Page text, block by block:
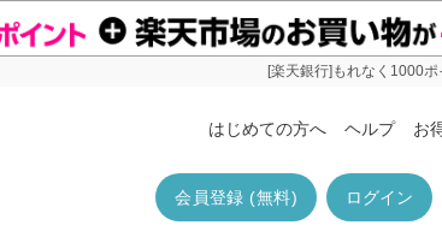
[楽天銀行]もれなく1000ポ
はじめての方へ ヘルプ お
ログイン
会員登録 (無料)